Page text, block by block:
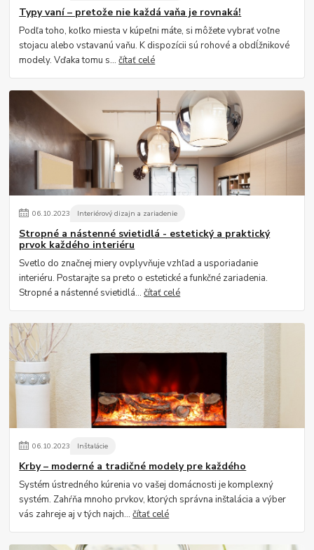
Typy vaní – pretože nie každá vaňa je rovnaká!
Podľa toho, koľko miesta v kúpeľni máte, si môžete vybrať voľne
stojacu alebo vstavanú vaňu. K dispozícii sú rohové a obdĺžnikové
modely. Vďaka tomu s...čítať celé
06.10.2023 Interiérový dizajn a zariadenie
Stropné a nástenné svietidlá - estetický a praktický
prvok každého interiéru
Svetlo do značnej miery ovplyvňuje vzhľad a usporiadanie
interiéru. Postarajte sa preto o estetické a funkčné zariadenia.
Stropné a nástenné svietidlá...čítať celé
06.10.2023 Inštalácie
Krby – moderné a tradičné modely pre každého
Systém ústredného kúrenia vo vašej domácnosti je komplexný
systém. Zahŕňa mnoho prvkov, ktorých správna inštalácia a výber
vás zahreje aj v tých najch...čítať celé